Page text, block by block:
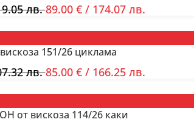
лв.89.00 €/ 174.07 лв.
151/26 циклама
лв.85.00 €/ 166.25 лв.
от вискоза 114/26 каки